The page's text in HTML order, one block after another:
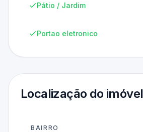
Pátio / Jardim
Portao eletronico
Localização do imóvel
BAIRRO